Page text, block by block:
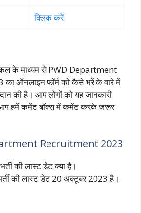
क्लिक करें
के माध्यम से PWD Department
ऑनलाइन फॉर्म को कैसे भरें के वारे में
की है। आप लोगों को यह जानकारी
आप हमें कमेंट बॉक्स में कमेंट करके जरूर
Recruitment 2023
की लास्ट डेट क्या है।
की लास्ट डेट 20 अक्टूबर 2023 है।